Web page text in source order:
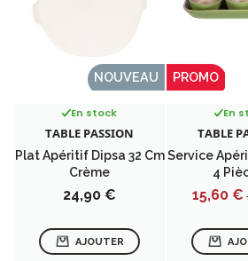
En stock
TABLE PASSION
Plat Apéritif Dipsa 32 Cm
Crème
Prix
24,90 €
AJOUTER
NOUVEAU
En
TABLE
Service
4
Prix
15,60 €
PROMO